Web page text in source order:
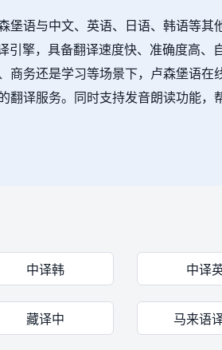
堡语与中文、英语、日语、韩语等其
引擎，具备翻译速度快、准确度高、
商务还是学习等场景下，卢森堡语在
翻译服务。同时支持发音朗读功能，
中译韩 中译
藏译中 马来语